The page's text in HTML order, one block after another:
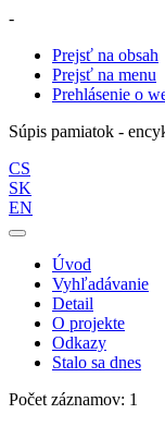
-
Prejsť na obsah
Prejsť na menu
Prehlásenie o
Súpis pamiatok -
CS
SK
EN
Úvod
Vyhľadávanie
Detail
O projekte
Odkazy
Stalo sa dnes
Počet záznamov: 1